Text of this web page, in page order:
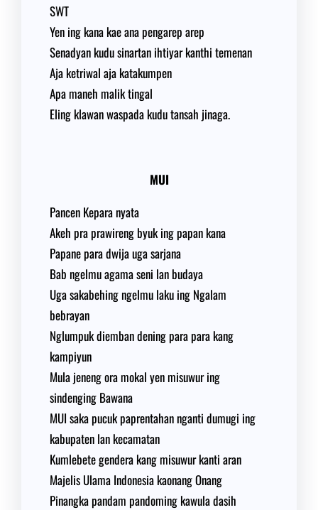
SWT
Yen ing kana kae ana pengarep arep
Senadyan kudu sinartan ihtiyar kanthi temenan
Aja ketriwal aja katakumpen
Apa maneh malik tingal
Eling klawan waspada kudu tansah jinaga.
MUI
Pancen Kepara nyata
Akeh pra prawireng byuk ing papan kana
Papane para dwija uga sarjana
Bab ngelmu agama seni lan budaya
Uga sakabehing ngelmu laku ing Ngalam
bebrayan
Nglumpuk diemban dening para para kang
kampiyun
Mula jeneng ora mokal yen misuwur ing
sindenging Bawana
MUI saka pucuk paprentahan nganti dumugi ing
kabupaten lan kecamatan
Kumlebete gendera kang misuwur kanti aran
Majelis Ulama Indonesia kaonang Onang
Pinangka pandam pandoming kawula dasih